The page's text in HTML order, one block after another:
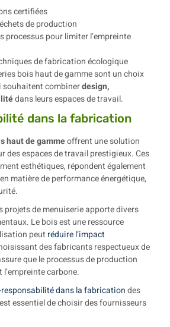
certifiées
de production
processus pour limiter l’empreinte
de fabrication écologique
bois haut de gamme sont un choix
souhaitent combinerdesign,
dans leurs espaces de travail.
dans la fabrication
haut de gammeoffrent une solution
des espaces de travail prestigieux. Ces
esthétiques, répondent également
matière de performance énergétique,
projets de menuiserie apporte divers
Le bois est une ressource
peut réduire l’impact
des fabricants respectueux de
que le processus de production
carbone.
responsabilité dans la fabricationdes
essentiel de choisir des fournisseurs